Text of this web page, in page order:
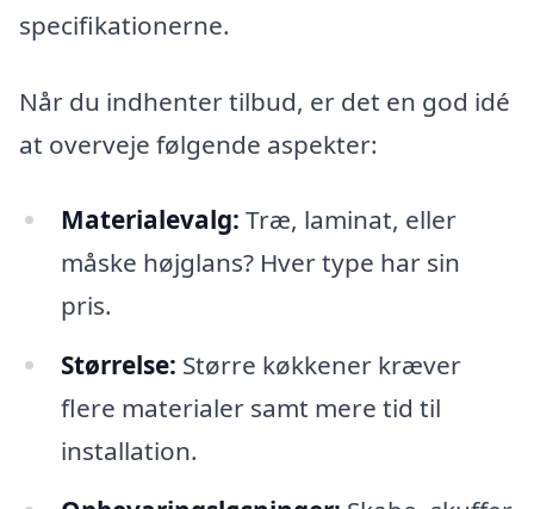
specifikationerne.
Når du indhenter tilbud, er det en god idé
at overveje følgende aspekter:
Materialevalg: Træ, laminat, eller
måske højglans? Hver type har sin
pris.
Størrelse: Større køkkener kræver
flere materialer samt mere tid til
installation.